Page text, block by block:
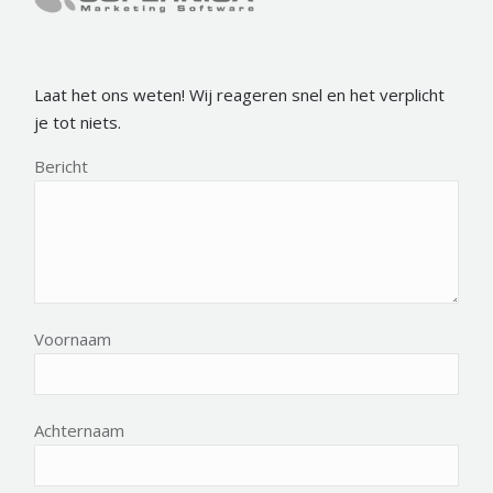
Laat het ons weten! Wij reageren snel en het verplicht
je tot niets.
Bericht
Voornaam
Achternaam